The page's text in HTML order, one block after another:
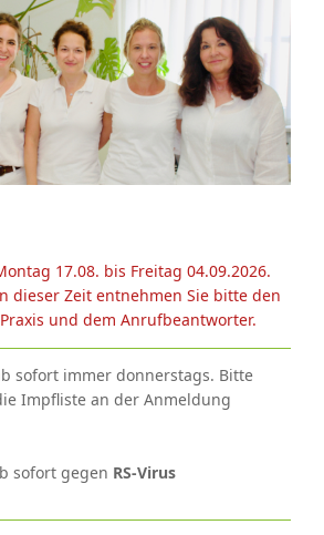
17.08. bis Freitag 04.09.2026.
dieser Zeit entnehmen Sie bitte den
und dem Anrufbeantworter.
sofort immer donnerstags. Bitte
Impfliste an der Anmeldung
sofort gegen RS-Virus